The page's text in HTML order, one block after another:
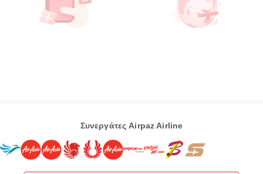
Συνεργάτες Airpaz Airline